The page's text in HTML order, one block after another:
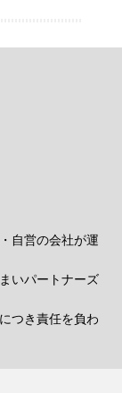
自営の会社が運
いパートナーズ
つき責任を負わ